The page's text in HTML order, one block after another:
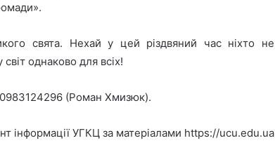
свята. Нехай у цей різдвяний час ніхто не
однаково для всіх!
(Роман Хмизюк).
інформації УГКЦ за матеріалами https://ucu.edu.ua